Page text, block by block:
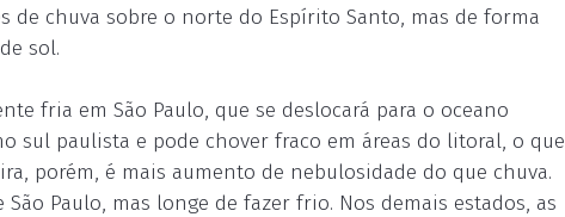
de chuva sobre o norte do Espírito Santo, mas de forma
sol.
fria em São Paulo, que se deslocará para o oceano
sul paulista e pode chover fraco em áreas do litoral, o que
porém, é mais aumento de nebulosidade do que chuva.
Paulo, mas longe de fazer frio. Nos demais estados, as